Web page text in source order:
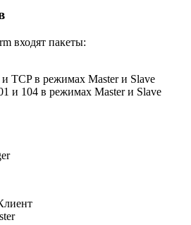
входят пакеты:
TCP в режимах Master и Slave
и 104 в режимах Master и Slave